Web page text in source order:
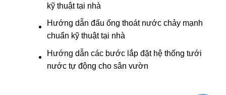
kỹ thuật tại nhà
Hướng dẫn đấu ống thoát nước chảy mạnh
chuẩn kỹ thuật tại nhà
Hướng dẫn các bước lắp đặt hệ thống tưới
nước tự động cho sân vườn